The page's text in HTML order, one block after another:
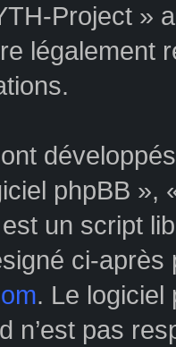
Project »
légalement
phpBB »,
un script
ci-après
. Le logiciel
n’est pas